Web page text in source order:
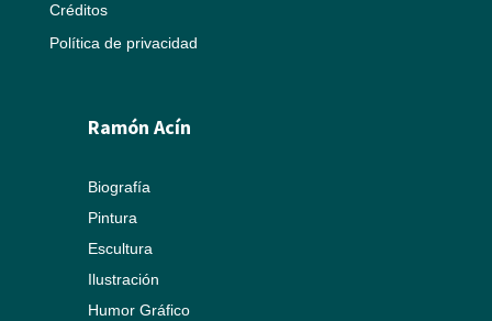
Créditos
Política de privacidad
Ramón Acín
Biografía
Pintura
Escultura
Ilustración
Humor Gráfico